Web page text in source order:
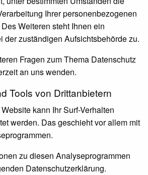
Ihrer personenbezogenen
Weiteren steht Ihnen ein
der zuständigen Aufsichtsbehörde zu.
Fragen zum Thema Datenschutz
an uns wenden.
Tools von Dritt­anbietern
kann Ihr Surf-Verhalten
werden. Das geschieht vor allem mit
zu diesen Analyseprogrammen
Datenschutzerklärung.